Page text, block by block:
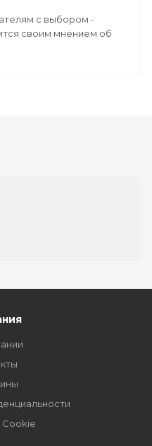
с выбором -
своим мнением об
Cookie